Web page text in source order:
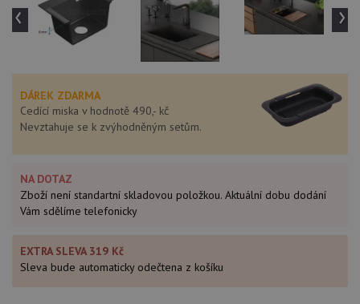
‹ ›
DÁREK ZDARMA
Cedící miska v hodnotě 490,- kč
Nevztahuje se k zvýhodněným setům.
NA DOTAZ
Zboží není standartní skladovou položkou. Aktuální dobu dodání
Vám sdělíme telefonicky
EXTRA SLEVA 319 Kč
Sleva bude automaticky odečtena z košíku